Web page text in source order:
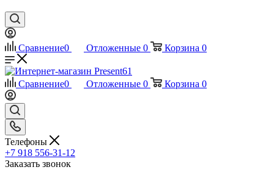
Сравнение0 Отложенные 0 Корзина 0
Сравнение0 Отложенные 0 Корзина 0
Телефоны
+7 918 556-31-12
Заказать звонок